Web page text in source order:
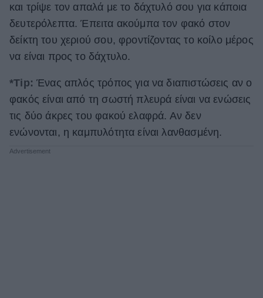
και τρίψε τον απαλά με το δάχτυλό σου για κάποια
δευτερόλεπτα. Έπειτα ακούμπα τον φακό στον
δείκτη του χεριού σου, φροντίζοντας το κοίλο μέρος
να είναι προς το δάχτυλο.
*Tip:Ένας απλός τρόπος για να διαπιστώσεις αν ο
φακός είναι από τη σωστή πλευρά είναι να ενώσεις
τις δύο άκρες του φακού ελαφρά. Αν δεν
ενώνονται, η καμπυλότητα είναι λανθασμένη.